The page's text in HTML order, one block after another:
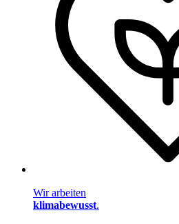
Wir arbeiten
klimabewusst.